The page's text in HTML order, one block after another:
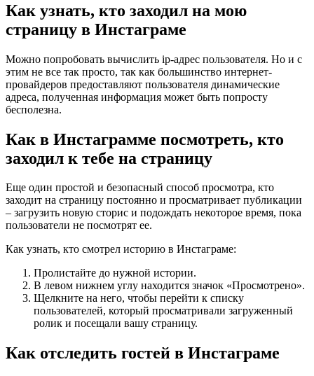
Как узнать, кто заходил на мою
страницу в Инстаграме
Можно попробовать вычислить ip-адрес пользователя. Но и с
этим не все так просто, так как большинство интернет-
провайдеров предоставляют пользователя динамические
адреса, полученная информация может быть попросту
бесполезна.
Как в Инстаграмме посмотреть, кто
заходил к тебе на страницу
Еще один простой и безопасный способ просмотра, кто
заходит на страницу постоянно и просматривает публикации
– загрузить новую сторис и подождать некоторое время, пока
пользователи не посмотрят ее.
Как узнать, кто смотрел историю в Инстаграме:
Пролистайте до нужной истории.
В левом нижнем углу находится значок «Просмотрено».
Щелкните на него, чтобы перейти к списку
пользователей, который просматривали загруженный
ролик и посещали вашу страницу.
Как отследить гостей в Инстаграме